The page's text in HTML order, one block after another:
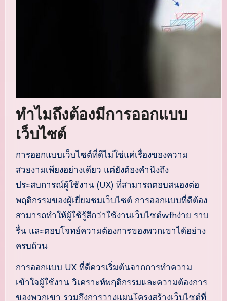
ทำไมถึงต้องมีการออกแบบ
เว็บไซต์
การออกแบบเว็บไซต์ที่ดีไม่ใช่แค่เรื่องของความ
สวยงามเพียงอย่างเดียว แต่ยังต้องคำนึงถึง
ประสบการณ์ผู้ใช้งาน (UX) ที่สามารถตอบสนองต่อ
พฤติกรรมของผู้เยี่ยมชมเว็บไซต์ การออกแบบที่ดีต้อง
สามารถทำให้ผู้ใช้รู้สึกว่าใช้งานเว็บไซต์wfhง่าย ราบ
รื่น และตอบโจทย์ความต้องการของพวกเขาได้อย่าง
ครบถ้วน
การออกแบบ UX ที่ดีควรเริ่มต้นจากการทำความ
เข้าใจผู้ใช้งาน วิเคราะห์พฤติกรรมและความต้องการ
ของพวกเขา รวมถึงการวางแผนโครงสร้างเว็บไซต์ที่